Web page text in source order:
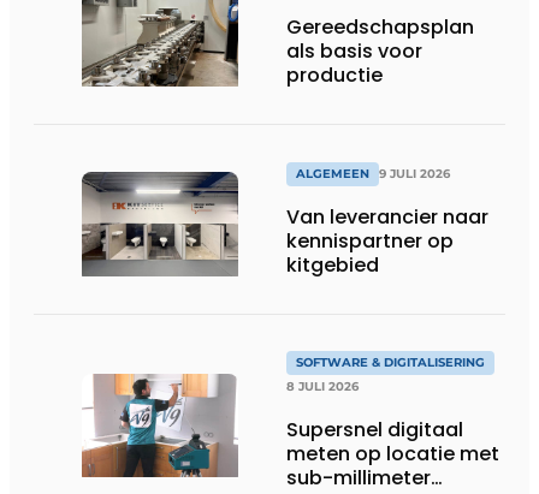
Gereedschapsplan
als basis voor
productie
ALGEMEEN 9 JULI 2026
Van leverancier naar
kennispartner op
kitgebied
SOFTWARE & DIGITALISERING
8 JULI 2026
Supersnel digitaal
meten op locatie met
sub-millimeter